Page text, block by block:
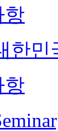
항
한
항